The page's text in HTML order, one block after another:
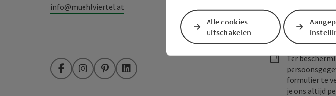
info@muehlviertel.at
FacebookInstagramPinterestLinkedIn
Ter
formulier te
je ons altijd
Alle cookies
uitschakelen